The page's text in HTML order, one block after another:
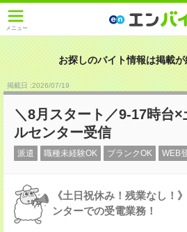
メニュー
お探しのバイト情報は掲載が
掲載日 :2026/07/19
＼8月スタート／9-17時台
ルセンター受信
派遣 職種未経験OK ブランクOK WEB
《土日祝休み！残業なし！
ンターでの受電業務！